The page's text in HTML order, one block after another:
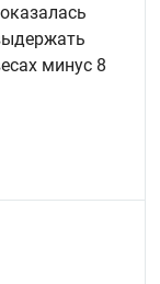
минус 8